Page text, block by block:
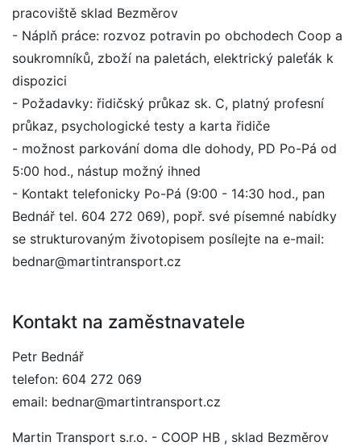
pracoviště sklad Bezměrov
- Náplň práce: rozvoz potravin po obchodech Coop a
soukromníků, zboží na paletách, elektrický paleťák k
dispozici
- Požadavky: řidičský průkaz sk. C, platný profesní
průkaz, psychologické testy a karta řidiče
- možnost parkování doma dle dohody, PD Po-Pá od
5:00 hod., nástup možný ihned
- Kontakt telefonicky Po-Pá (9:00 - 14:30 hod., pan
Bednář tel. 604 272 069), popř. své písemné nabídky
se strukturovaným životopisem posílejte na e-mail:
bednar@martintransport.cz
Kontakt na zaměstnavatele
Petr Bednář
telefon: 604 272 069
email: bednar@martintransport.cz
Martin Transport s.r.o. - COOP HB , sklad Bezměrov